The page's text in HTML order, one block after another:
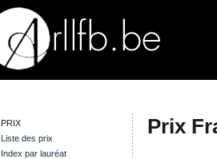
PRIX
Liste des prix
Index par lauréat
Prix